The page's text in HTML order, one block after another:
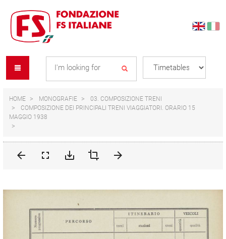
content
navigation
menu
HOME MONOGRAFIE
03. COMPOSIZIONE TRENI
COMPOSIZIONE DEI PRINCIPALI TRENI VIAGGIATORI. ORARIO 15
MAGGIO 1938